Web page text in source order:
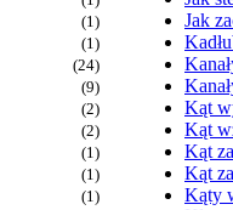
(1)
(1)
(24)
(9)
(2)
(2)
(1)
(1)
(1)
Jak
Kąt
Kąt
Kąt
Kąt
Kąty